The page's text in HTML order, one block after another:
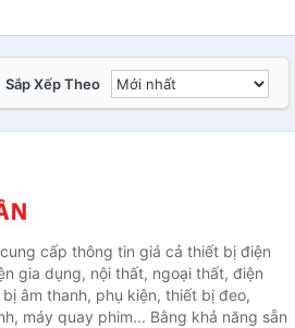
Sắp Xếp Theo
cấp thông tin giá cả thiết bị điện
gia dụng, nội thất, ngoại thất, điện
âm thanh, phụ kiện, thiết bị đeo,
máy quay phim... Bằng khả năng sẵn